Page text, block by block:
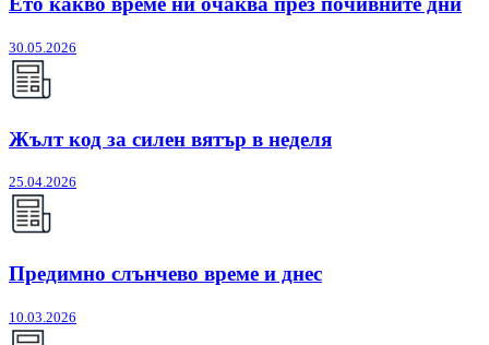
30.05.2026
Жълт код за силен вятър в неделя
25.04.2026
Предимно слънчево време и днес
10.03.2026